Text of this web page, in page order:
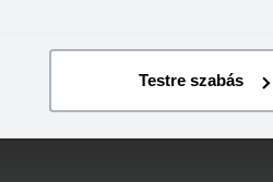
Testre szabás